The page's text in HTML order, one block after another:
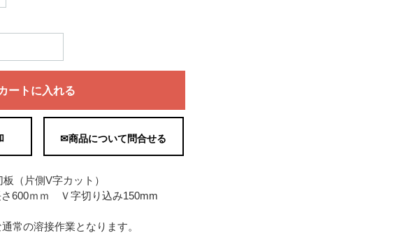
ートに入れる
✉商品について問合せる
（片側V字カット）
さ600ｍｍ Ｖ字切り込み150mm
常の溶接作業となります。